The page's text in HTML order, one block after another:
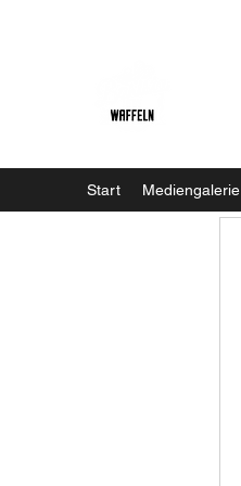
Start Mediengalerie